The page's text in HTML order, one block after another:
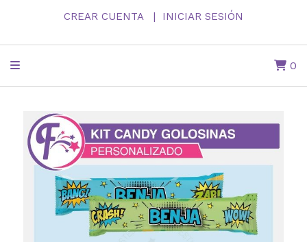
CREAR CUENTA INICIAR SESIÓN
0